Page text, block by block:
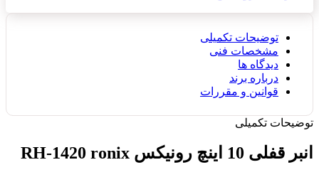
توضیحات تکمیلی
مشخصات فنی
دیدگاه ها
درباره برند
قوانین و مقررات
توضیحات تکمیلی
انبر قفلی 10 اینچ رونیکس RH-1420 ronix